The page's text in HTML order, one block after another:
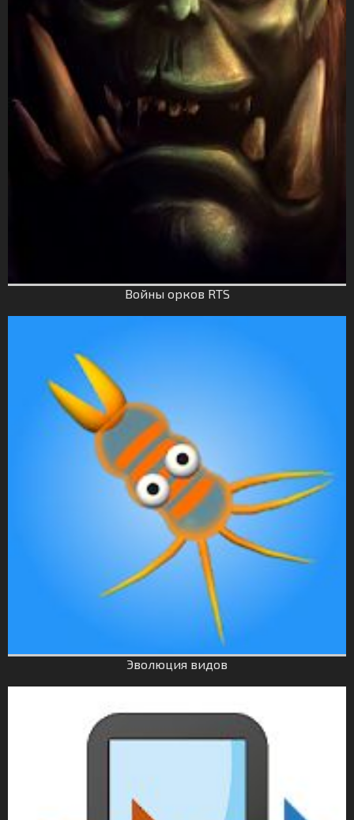
Войны орков RTS
Эволюция видов